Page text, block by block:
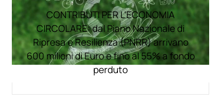
CONTRIBUTI PER L'ECONOMIA
CIRCOLARE: dal Piano Nazionale di
Ripresa e Resilienza (PNRR) arrivano
600 milioni di Euro e fino al 55% a fondo
perduto